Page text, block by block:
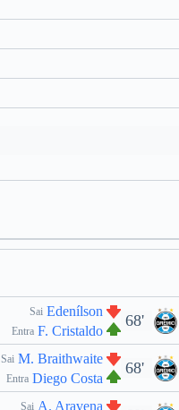
68'
Sai Edenílson
Entra F. Cristaldo
68'
Sai M. Braithwaite
Entra Diego Costa
Sai A. Aravena